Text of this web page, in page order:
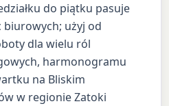
do piątku pasuje
biurowych; użyj od
dla wielu ról
harmonogramu
na Bliskim
w regionie Zatoki